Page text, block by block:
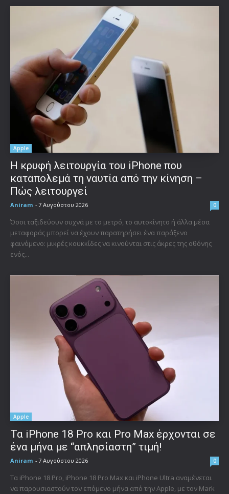
Apple
Η κρυφή λειτουργία του iPhone που
καταπολεμά τη ναυτία από την κίνηση –
Πώς λειτουργεί
Aniram - 7 Αυγούστου 2026 0
Όσοι ταξιδεύουν συχνά με το μετρό, το αυτοκίνητο ή άλλα μέσα
μεταφοράς μπορεί να έχουν παρατηρήσει ένα παράξενο
φαινόμενο: μικρές κουκκίδες να κινούνται στις άκρες της οθόνης
ενός...
Apple
Τα iPhone 18 Pro και Pro Max έρχονται σε
ένα μήνα με “απλησίαστη” τιμή!
Aniram - 7 Αυγούστου 2026 0
Τα iPhone 18 Pro, iPhone 18 Pro Max και iPhone Ultra αναμένεται
να παρουσιαστούν τον επόμενο μήνα από την Apple, με τον Mark